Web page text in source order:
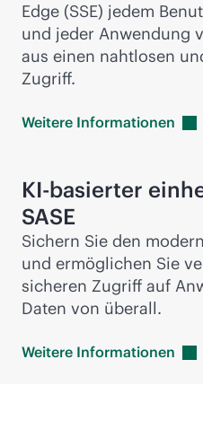
Edge (SSE) jedem
und jeder Anwendung
aus einen nahtlosen
Zugriff.
Weitere Informationen
KI-basierter
SASE
Sichern Sie den
und ermöglichen Sie
sicheren Zugriff auf
Daten von überall.
Weitere Informationen